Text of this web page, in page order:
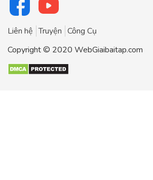
Liên hệ Truyện Công Cụ
Copyright © 2020 WebGiaibaitap.com